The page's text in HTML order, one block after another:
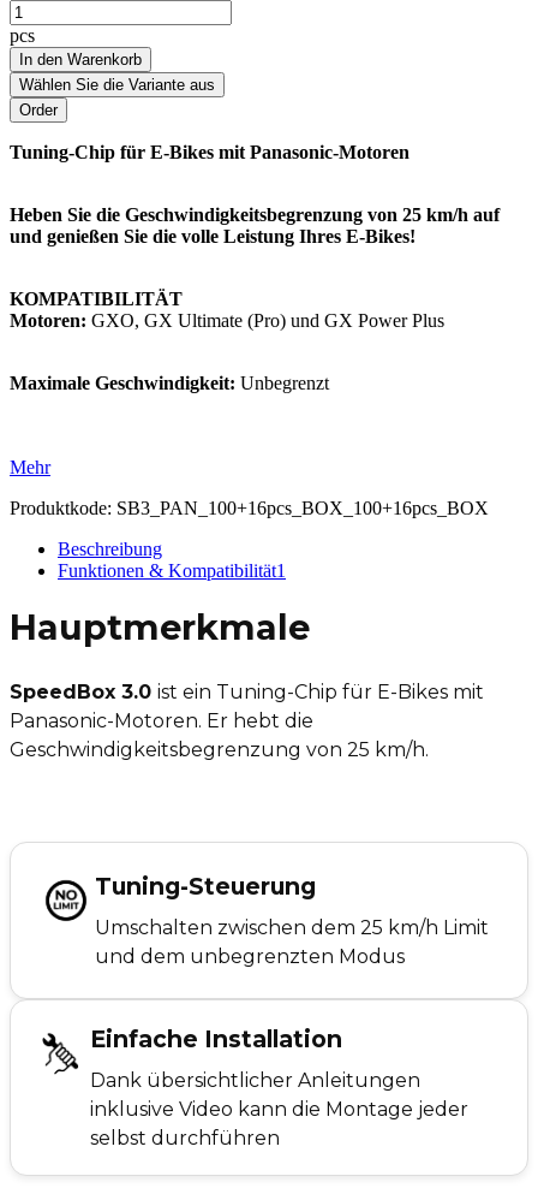
pcs
In den Warenkorb
Wählen Sie die Variante aus
Tuning-Chip für E-Bikes mit Panasonic-Motoren
Heben Sie die Geschwindigkeitsbegrenzung von 25 km/h auf
und genießen Sie die volle Leistung Ihres E-Bikes!
KOMPATIBILITÄT
Motoren: GXO, GX Ultimate (Pro) und GX Power Plus
Maximale Geschwindigkeit: Unbegrenzt
Mehr
Produktkode: SB3_PAN_100+16pcs_BOX_100+16pcs_BOX
Beschreibung
Funktionen & Kompatibilität1
Hauptmerkmale
SpeedBox 3.0 ist ein Tuning-Chip für E-Bikes mit
Panasonic-Motoren. Er hebt die
Geschwindigkeitsbegrenzung von 25 km/h.
Tuning-Steuerung
Umschalten zwischen dem 25 km/h Limit
und dem unbegrenzten Modus
Einfache Installation
Dank übersichtlicher Anleitungen
inklusive Video kann die Montage jeder
selbst durchführen